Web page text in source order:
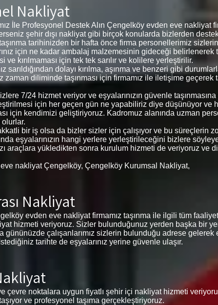
Nakliyat
İle Profesyonel Destek Alın Çengelköy evden eve nakliyat
şehir dışı nakliyat gibi birçok konularda bizlerden
tarihinizden bir hafta önce firma personellerimiz
için ne kadar ambalaj malzemesinin gideceği belirlenerek
ve kırılmaması için tek tek sarılır ve kolilere yerleştirilir.
dolayı kırılma, aşınma ve benzeri gibi
zaman diliminde taşınması için firmamız ile iletişime geçerek
7/24 hizmet veriyor ve eşyalarınızın güvenle taşınmasına
için her geçen gün ne yapabiliriz diye düşünüyor ve
için kendimizi geliştiriyoruz. Kadromuz alanında uzman
olurlar.
bir iş olsa da bizler sizler için çalışıyor ve bu süreçlerin
eşyalarınızın hangi yerlere yerleştirileceğini bizlere
araçlara yükledikten sonra kurulum hizmeti de veriyoruz ve
nakliyat Çengelköy, Çengelköy Kurumsal Nakliyat,
Nakliyat
evden eve nakliyat firmamız taşınma ile ilgili tüm
hizmeti veriyoruz. Sizler bulunduğunuz yerden başka bir
çalışanlarımız sizlerin bulunduğu adrese gelerek
tarihte de eşyalarınız yerine güvenle ulaşır.
çevre noktalara uygun fiyatlı şehir içi nakliyat hizmeti
ve profesyonel taşıma gerçekleştiriyoruz.